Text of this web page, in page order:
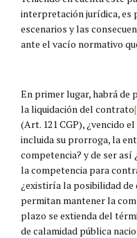
interpretación jurídica, es
escenarios y las
ante el vacío normativo
En primer lugar, habrá de
la liquidación del contrato
(Art. 121 CGP), ¿vencido
incluida su prorroga, la
competencia? y de ser así
la competencia para
¿existiría la posibilidad de
permitan mantener la
plazo se extienda del
de calamidad pública